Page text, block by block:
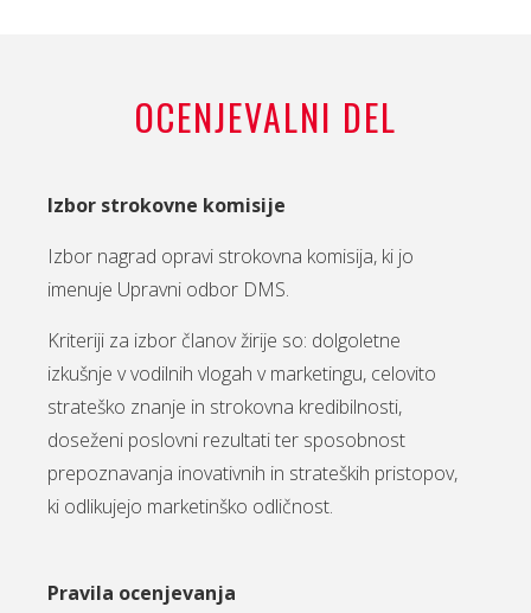
OCENJEVALNI DEL
Izbor strokovne komisije
Izbor nagrad opravi strokovna komisija, ki jo
imenuje Upravni odbor DMS.
Kriteriji za izbor članov žirije so: dolgoletne
izkušnje v vodilnih vlogah v marketingu, celovito
strateško znanje in strokovna kredibilnosti,
doseženi poslovni rezultati ter sposobnost
prepoznavanja inovativnih in strateških pristopov,
ki odlikujejo marketinško odličnost.
Pravila ocenjevanja